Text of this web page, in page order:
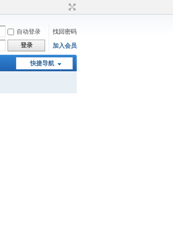
自动登录
找回密码
登录 加入会员
快捷导航